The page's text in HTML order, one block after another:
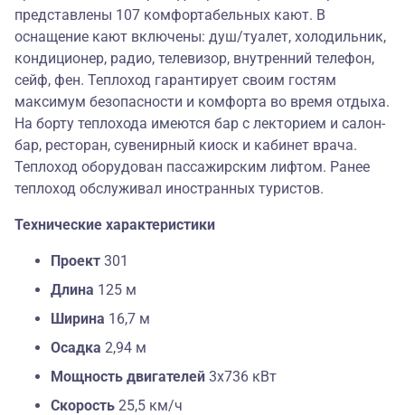
представлены 107 комфортабельных кают. В
оснащение кают включены: душ/туалет, холодильник,
кондиционер, радио, телевизор, внутренний телефон,
сейф, фен. Теплоход гарантирует своим гостям
максимум безопасности и комфорта во время отдыха.
На борту теплохода имеются бар с лекторием и салон-
бар, ресторан, сувенирный киоск и кабинет врача.
Теплоход оборудован пассажирским лифтом. Ранее
теплоход обслуживал иностранных туристов.
Технические характеристики
Проект 301
Длина 125 м
Ширина 16,7 м
Осадка 2,94 м
Мощность двигателей 3х736 кВт
Скорость 25,5 км/ч